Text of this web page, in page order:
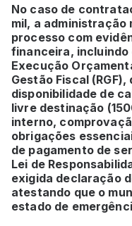
No caso de
mil, a
processo com
financeira, incluindo
Execução
Gestão Fiscal
disponibilidade de
livre destinação
interno,
obrigações
de pagamento de
Lei de
exigida declaração
atestando que o
estado de